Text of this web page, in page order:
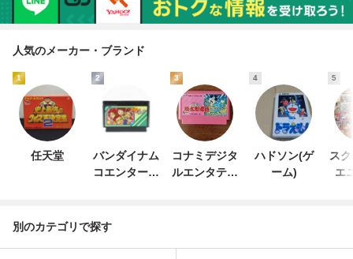
人気のメーカー・ブランド
1
任天堂
2
バンダイナム
コエンターテ
3
コナミデジタ
ルエンタテイ
4
ハドソン(ゲ
ーム)
5
ス
エ
別のカテゴリで探す